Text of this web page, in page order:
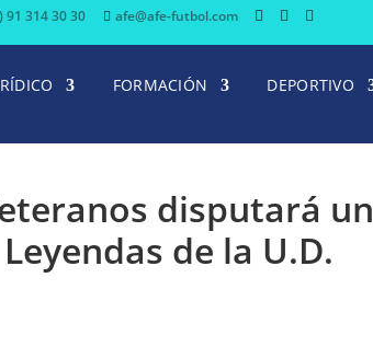
91 314 30 30 afe@afe-futbol.com
FORMACIÓN DEPORTIVO
disputará un
de la U.D.